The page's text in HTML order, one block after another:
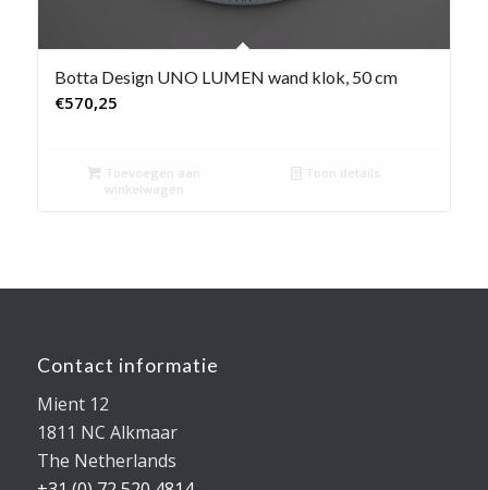
Botta Design UNO LUMEN wand klok, 50 cm
€570,25
Toevoegen aan
winkelwagen
Toon details
Contact informatie
Mient 12
1811 NC Alkmaar
The Netherlands